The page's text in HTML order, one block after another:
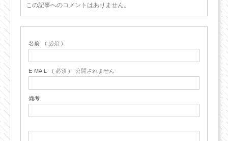
この記事へのコメントはありません。
名前 ( 必須 )
E-MAIL ( 必須 ) - 公開されません -
備考